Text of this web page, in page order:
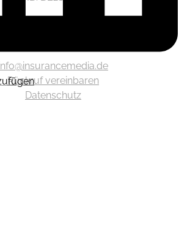
Rückruf vereinbaren
Datenschutz